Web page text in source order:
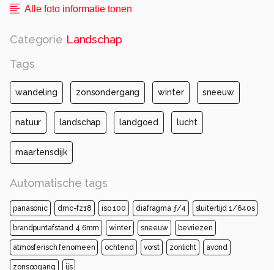
Alle foto informatie tonen
Categorie Landschap
Tags
wandeling zonsondergang winter sneeuw
natuur landschap landgoed lucht
maartensdijk
Automatische tags
panasonic dmc-fz18 iso 100 diafragma ƒ/4 sluitertijd 1/640s
brandpuntafstand 4.6mm winter sneeuw bevriezen
atmosferisch fenomeen ochtend vorst zonlicht avond
zonsopgang ijs